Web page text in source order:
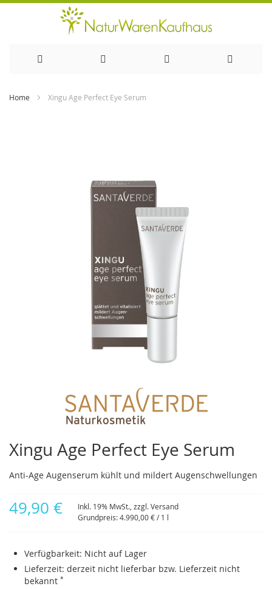
Home Xingu Age Perfect Eye Serum
Xingu Age Perfect Eye Serum
Anti-Age Augenserum kühlt und mildert Augenschwellungen
49,90 € Inkl. 19% MwSt., zzgl.Versand
Grundpreis:4.990,00 €/ 1 l
Verfügbarkeit: Nicht auf Lager
Lieferzeit: derzeit nicht lieferbar bzw. Lieferzeit nicht
bekannt *